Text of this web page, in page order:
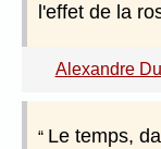
l'effet de la
Alexandre
Le temps,